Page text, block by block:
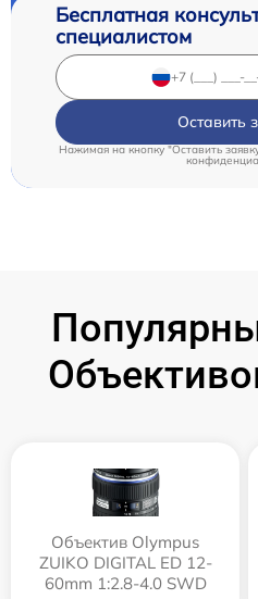
Бесплатная
специалистом
Оставить
Нажимая на кнопку "Оставить
Объектив Olympus
ZUIKO DIGITAL ED 12-
60mm 1:2.8-4.0 SWD